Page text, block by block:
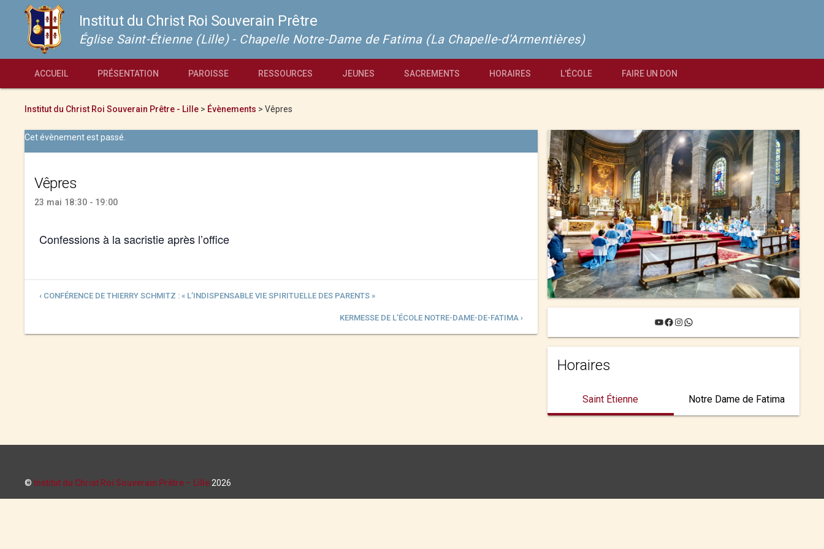
Institut du Christ Roi Souverain Prêtre
Église Saint-Étienne (Lille) - Chapelle Notre-Dame de Fatima (La Chapelle-d'Armentières)
ACCUEIL PRÉSENTATION PAROISSE RESSOURCES JEUNES SACREMENTS HORAIRES L'ÉCOLE FAIRE UN DON
Institut du Christ Roi Souverain Prêtre - Lille > Évènements > Vêpres
Cet évènement est passé.
Vêpres
23 mai 18:30 - 19:00
Confessions à la sacristie après l’office
‹ CONFÉRENCE DE THIERRY SCHMITZ : « L’INDISPENSABLE VIE SPIRITUELLE DES PARENTS »
KERMESSE DE L’ÉCOLE NOTRE-DAME-DE-FATIMA › YouTube
Facebook
Instagram
WhatsApp
Horaires
Saint Étienne Notre Dame de Fatima
© Institut du Christ Roi Souverain Prêtre – Lille 2026